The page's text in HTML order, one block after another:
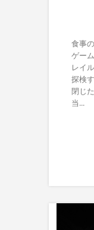
食事
ゲー
レイ
探検
閉じ
当...